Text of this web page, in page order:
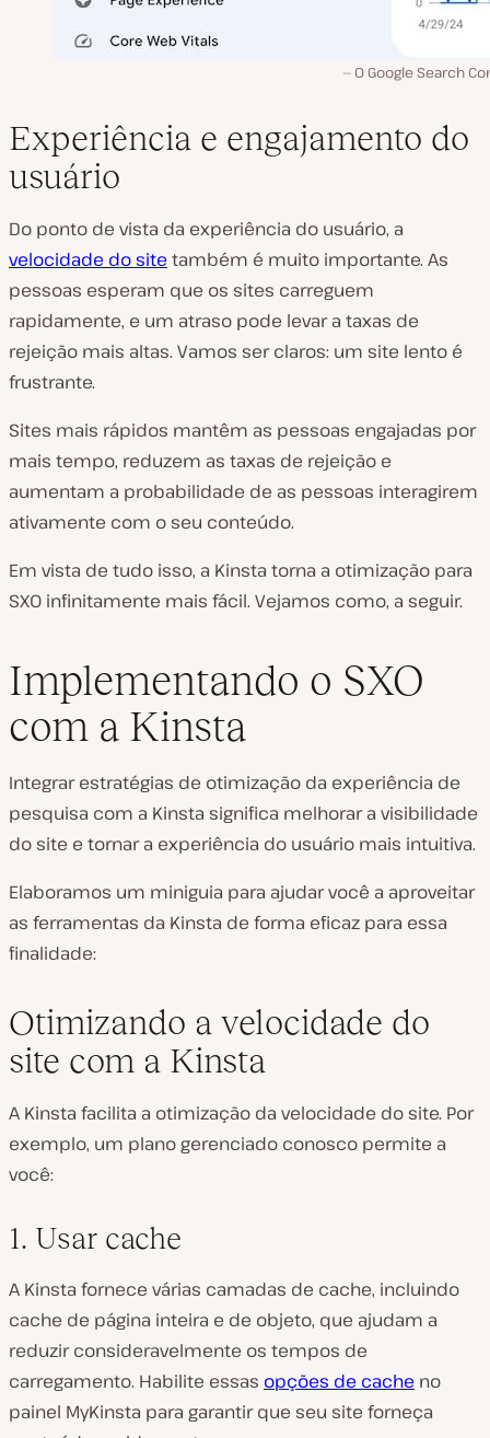
O Google Search
Experiência e engajamento do
usuário
Do ponto de vista da experiência do usuário, a
velocidade do site também é muito importante. As
pessoas esperam que os sites carreguem
rapidamente, e um atraso pode levar a taxas de
rejeição mais altas. Vamos ser claros: um site lento é
frustrante.
Sites mais rápidos mantêm as pessoas engajadas por
mais tempo, reduzem as taxas de rejeição e
aumentam a probabilidade de as pessoas interagirem
ativamente com o seu conteúdo.
Em vista de tudo isso, a Kinsta torna a otimização para
SXO infinitamente mais fácil. Vejamos como, a seguir.
Implementando o SXO
com a Kinsta
Integrar estratégias de otimização da experiência de
pesquisa com a Kinsta significa melhorar a visibilidade
do site e tornar a experiência do usuário mais intuitiva.
Elaboramos um miniguia para ajudar você a aproveitar
as ferramentas da Kinsta de forma eficaz para essa
finalidade:
Otimizando a velocidade do
site com a Kinsta
A Kinsta facilita a otimização da velocidade do site. Por
exemplo, um plano gerenciado conosco permite a
você:
1. Usar cache
A Kinsta fornece várias camadas de cache, incluindo
cache de página inteira e de objeto, que ajudam a
reduzir consideravelmente os tempos de
carregamento. Habilite essas opções de cache no
painel MyKinsta para garantir que seu site forneça